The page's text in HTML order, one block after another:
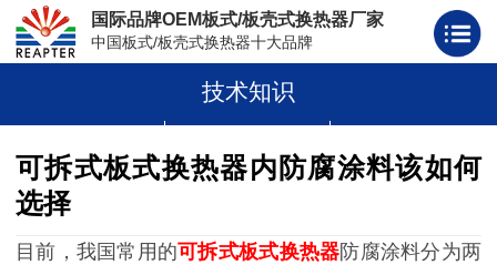
国际品牌OEM板式/板壳式换热器厂家
中国板式/板壳式换热器十大品牌
板壳式换热器
技术知识
可拆式板式换热器内防腐涂料该如何
选择
目前，我国常用的可拆式板式换热器防腐涂料分为两